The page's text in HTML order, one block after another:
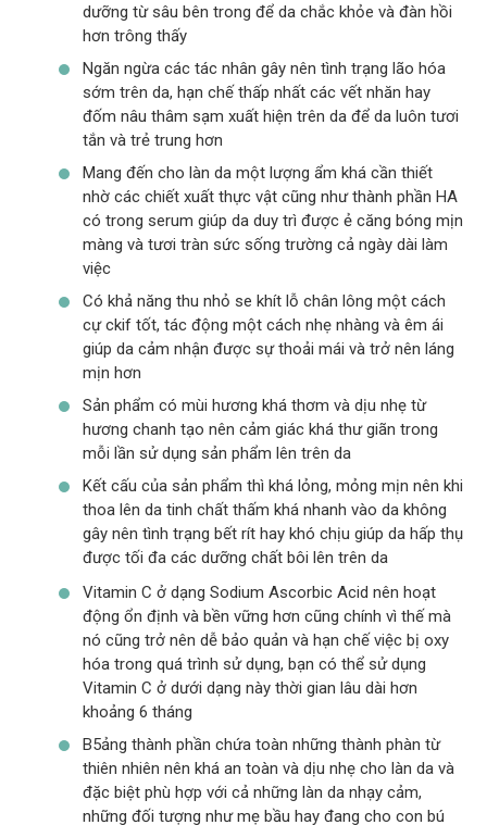
dưỡng từ sâu bên trong để da chắc khỏe và đàn hồi
hơn trông thấy
Ngăn ngừa các tác nhân gây nên tình trạng lão hóa
sớm trên da, hạn chế thấp nhất các vết nhăn hay
đốm nâu thâm sạm xuất hiện trên da để da luôn tươi
tắn và trẻ trung hơn
Mang đến cho làn da một lượng ẩm khá cần thiết
nhờ các chiết xuất thực vật cũng như thành phần HA
có trong serum giúp da duy trì được ẻ căng bóng mịn
màng và tươi tràn sức sống trường cả ngày dài làm
việc
Có khả năng thu nhỏ se khít lỗ chân lông một cách
cự ckif tốt, tác động một cách nhẹ nhàng và êm ái
giúp da cảm nhận được sự thoải mái và trở nên láng
mịn hơn
Sản phẩm có mùi hương khá thơm và dịu nhẹ từ
hương chanh tạo nên cảm giác khá thư giãn trong
mỗi lần sử dụng sản phẩm lên trên da
Kết cấu của sản phẩm thì khá lỏng, mỏng mịn nên khi
thoa lên da tinh chất thấm khá nhanh vào da không
gây nên tình trạng bết rít hay khó chịu giúp da hấp thụ
được tối đa các dưỡng chất bôi lên trên da
Vitamin C ở dạng Sodium Ascorbic Acid nên hoạt
động ổn định và bền vững hơn cũng chính vì thế mà
nó cũng trở nên dễ bảo quản và hạn chế việc bị oxy
hóa trong quá trình sử dụng, bạn có thể sử dụng
Vitamin C ở dưới dạng này thời gian lâu dài hơn
khoảng 6 tháng
B5ảng thành phần chứa toàn những thành phàn từ
thiên nhiên nên khá an toàn và dịu nhẹ cho làn da và
đặc biệt phù hợp với cả những làn da nhạy cảm,
những đối tượng như mẹ bầu hay đang cho con bú